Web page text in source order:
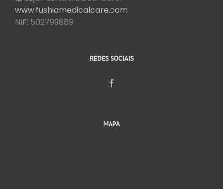
www.fushiamedicalcare.com
NIF: 502799889
REDES SOCIAIS
MAPA